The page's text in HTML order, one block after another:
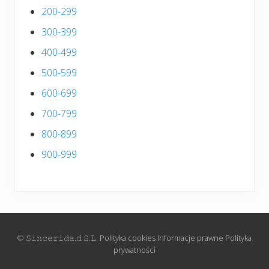
200-299
300-399
400-499
500-599
600-699
700-799
800-899
900-999
© 𝚂𝚒𝚗𝚌𝚎𝚛𝚒𝚍𝚊.𝚍 𝚂.𝙻. Polityka cookies Informacje prawne Polityka
prywatności